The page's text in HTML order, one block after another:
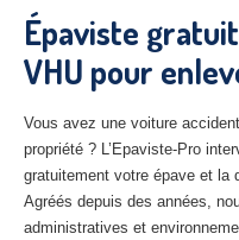
45– Loiret
28– Eure-et-Loir
27– Eure
10– Aube
02– Aisne
Épaviste
VHU pour
Vous avez une voiture
propriété ? L’Epaviste-Pro
gratuitement votre épave et la
Agréés depuis des années,
administratives et